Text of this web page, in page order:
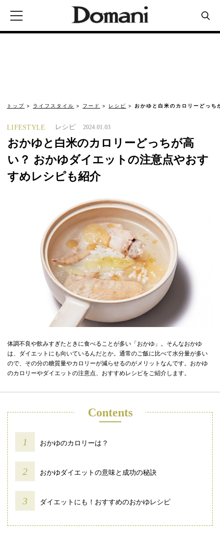
トップ ライフスタイル フード レシピ おかゆと白米のカロリーどっ
LIFESTYLE レシピ 2024.01.03
おかゆと白米のカロリーどっちが高
い？ おかゆダイエットの注意点やおす
すめレシピも紹介
体調不良や飲みすぎたときに食べることが多い「おかゆ」。そんなおかゆ
は、ダイエットにも向いているんだとか。通常のご飯に比べて水分量が多い
ので、その分の糖質量やカロリーが減らせるのがメリットなんです。おかゆ
のカロリーやダイエットの注意点、おすすめレシピをご紹介します。
Contents
おかゆのカロリーは？
おかゆダイエットの意味と成功の秘訣
ダイエットにも！おすすめのおかゆレシピ